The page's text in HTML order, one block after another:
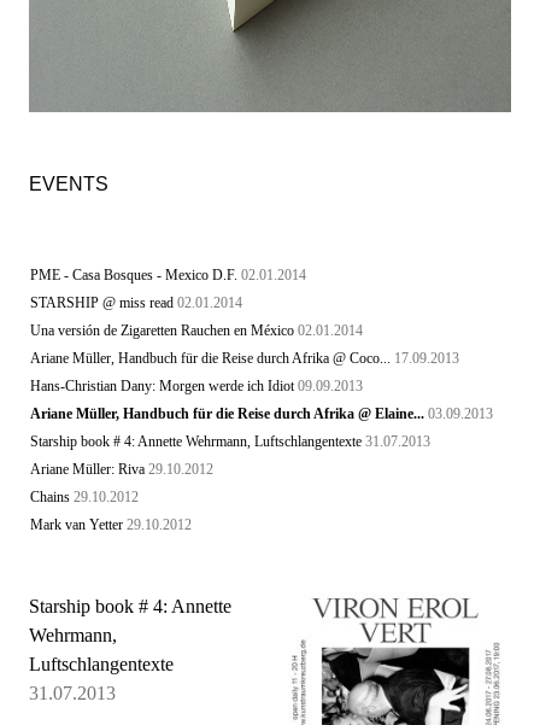
EVENTS
PME - Casa Bosques - Mexico D.F. 02.01.2014
STARSHIP @ miss read 02.01.2014
Una versión de Zigaretten Rauchen en México 02.01.2014
Ariane Müller, Handbuch für die Reise durch Afrika @ Coco... 17.09.2013
Hans-Christian Dany: Morgen werde ich Idiot 09.09.2013
Ariane Müller, Handbuch für die Reise durch Afrika @ Elaine... 03.09.2013
Starship book # 4: Annette Wehrmann, Luftschlangentexte 31.07.2013
Ariane Müller: Riva 29.10.2012
Chains 29.10.2012
Mark van Yetter 29.10.2012
Starship book # 4: Annette
Wehrmann,
Luftschlangentexte
31.07.2013